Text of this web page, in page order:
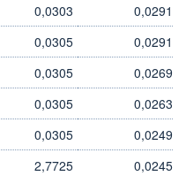
0,0303
0,0291
0,0305
0,0291
0,0305
0,0269
0,0305
0,0263
0,0305
0,0249
2,7725 0,0245